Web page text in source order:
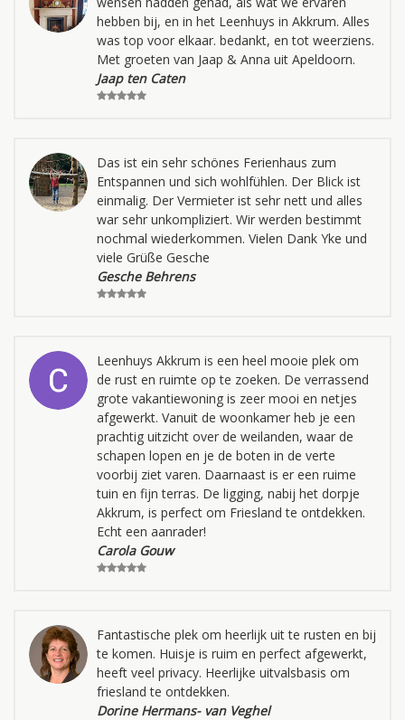
hebben bij, en in het Leenhuys in Akkrum. Alles
was top voor elkaar. bedankt, en tot weerziens.
Met groeten van Jaap & Anna uit Apeldoorn.
Jaap ten Caten
Das ist ein sehr schönes Ferienhaus zum
Entspannen und sich wohlfühlen. Der Blick ist
einmalig. Der Vermieter ist sehr nett und alles
war sehr unkompliziert. Wir werden bestimmt
nochmal wiederkommen. Vielen Dank Yke und
viele Grüße Gesche
Gesche Behrens
Leenhuys Akkrum is een heel mooie plek om
de rust en ruimte op te zoeken. De verrassend
grote vakantiewoning is zeer mooi en netjes
afgewerkt. Vanuit de woonkamer heb je een
prachtig uitzicht over de weilanden, waar de
schapen lopen en je de boten in de verte
voorbij ziet varen. Daarnaast is er een ruime
tuin en fijn terras. De ligging, nabij het dorpje
Akkrum, is perfect om Friesland te ontdekken.
Echt een aanrader!
Carola Gouw
Fantastische plek om heerlijk uit te rusten en bij
te komen. Huisje is ruim en perfect afgewerkt,
heeft veel privacy. Heerlijke uitvalsbasis om
friesland te ontdekken.
Dorine Hermans- van Veghel